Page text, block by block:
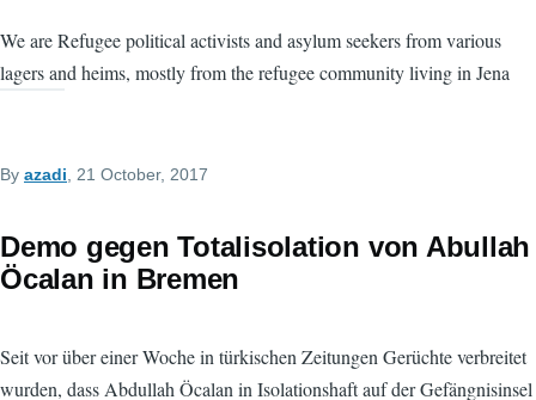
We are Refugee political activists and asylum seekers from various
lagers and heims, mostly from the refugee community living in Jena
By azadi , 21 October, 2017
Demo gegen Totalisolation von Abullah
Öcalan in Bremen
Seit vor über einer Woche in türkischen Zeitungen Gerüchte verbreitet
wurden, dass Abdullah Öcalan in Isolationshaft auf der Gefängnisinsel